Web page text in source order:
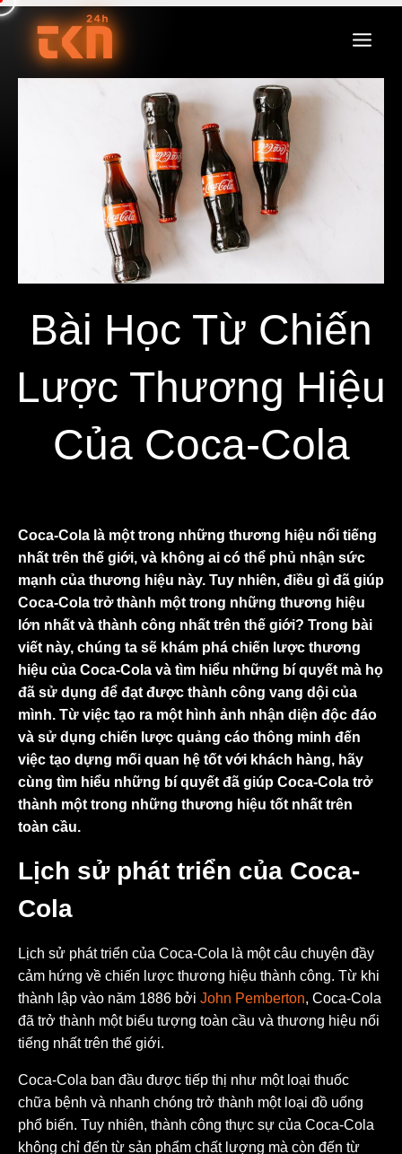
Bài Học Từ Chiến
Lược Thương Hiệu
Của Coca-Cola
Coca-Cola là một trong những thương hiệu nổi tiếng
nhất trên thế giới, và không ai có thể phủ nhận sức
mạnh của thương hiệu này. Tuy nhiên, điều gì đã giúp
Coca-Cola trở thành một trong những thương hiệu
lớn nhất và thành công nhất trên thế giới? Trong bài
viết này, chúng ta sẽ khám phá chiến lược thương
hiệu của Coca-Cola và tìm hiểu những bí quyết mà họ
đã sử dụng để đạt được thành công vang dội của
mình. Từ việc tạo ra một hình ảnh nhận diện độc đáo
và sử dụng chiến lược quảng cáo thông minh đến
việc tạo dựng mối quan hệ tốt với khách hàng, hãy
cùng tìm hiểu những bí quyết đã giúp Coca-Cola trở
thành một trong những thương hiệu tốt nhất trên
toàn cầu.
Lịch sử phát triển của Coca-
Cola
Lịch sử phát triển của Coca-Cola là một câu chuyện đầy
cảm hứng về chiến lược thương hiệu thành công. Từ khi
thành lập vào năm 1886 bởi John Pemberton, Coca-Cola
đã trở thành một biểu tượng toàn cầu và thương hiệu nổi
tiếng nhất trên thế giới.
Coca-Cola ban đầu được tiếp thị như một loại thuốc
chữa bệnh và nhanh chóng trở thành một loại đồ uống
phổ biến. Tuy nhiên, thành công thực sự của Coca-Cola
không chỉ đến từ sản phẩm chất lượng mà còn đến từ